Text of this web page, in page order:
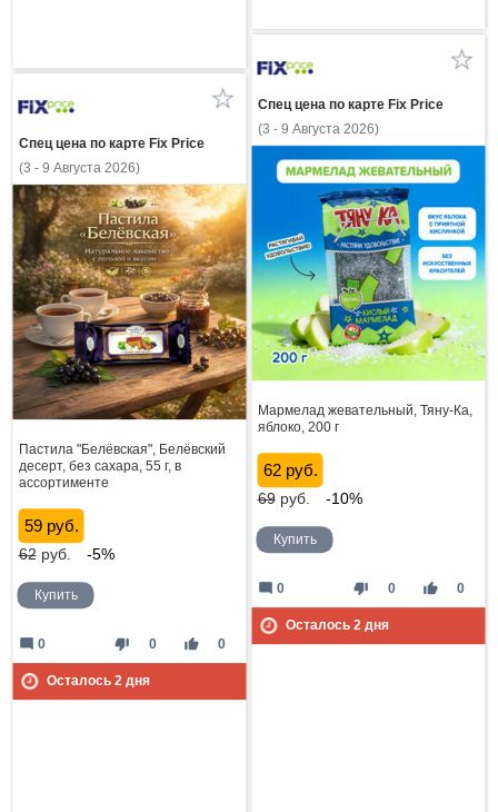
Спец цена по карте Fix Price
(3 - 9 Августа 2026)
Мармелад жевательный, Тяну-Ка,
яблоко, 200 г
62 руб.
69руб. -10%
Купить
thumb_down 0 thumb_up 0
mode_comment 0
Осталось 2дня
Спец цена по карте Fix Price
(3 - 9 Августа 2026)
Пастила "Белёвская", Белёвский
десерт, без сахара, 55 г, в
ассортименте
59 руб.
62руб. -5%
Купить
thumb_down 0 thumb_up 0
mode_comment 0
Осталось 2дня